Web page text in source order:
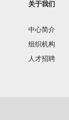
关于我们
中心简介
组织机构
人才招聘